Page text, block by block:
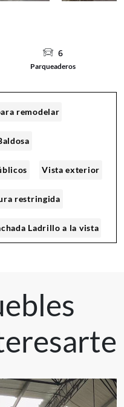
6
Parqueaderos
remodelar
Vista exterior
restringida
Ladrillo a la vista
Comercial